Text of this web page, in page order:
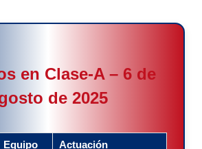
en Clase-A – 6 de
de 2025
Equipo Actuación